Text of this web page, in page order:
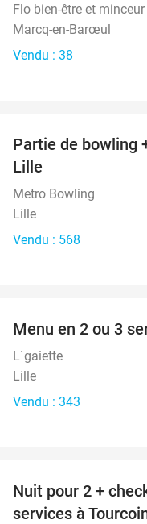
Flo bien-être et minceur
Marcq-en-Barœul
Vendu : 38
Partie de bowling
Lille
Metro Bowling
Lille
Vendu : 568
Menu en 2 ou 3
L´gaiette
Lille
Vendu : 343
Nuit pour 2 +
services à